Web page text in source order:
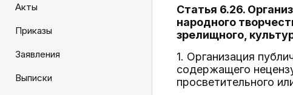
Акты
Приказы
Заявления
Выписки
Статья 6.26.
народного
зрелищного,
1. Организация
содержащего
просветительного